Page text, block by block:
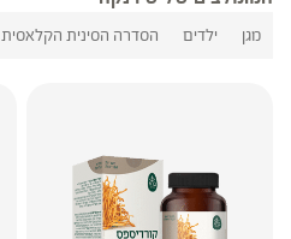
מגן ילדים הסדרה הסינית הקלאסית